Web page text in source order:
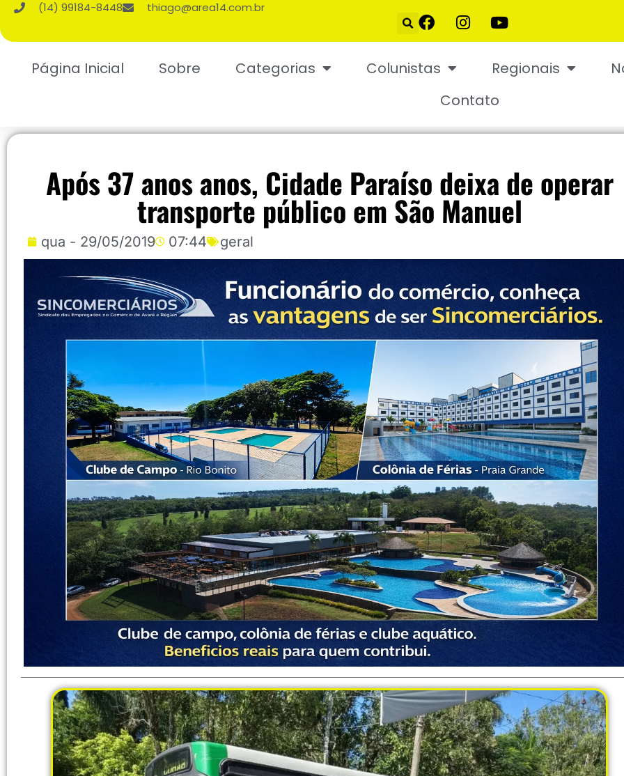
(14) 99184-8448 thiago@area14.com.br
Página Inicial Sobre Categorias Colunistas Regionais
Contato
Após 37 anos anos, Cidade Paraíso deixa de operar
transporte público em São Manuel
qua - 29/05/2019 07:44 geral